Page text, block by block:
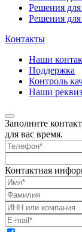
Решения для
Решения для
Контакты
Наши
Поддержка
Контроль
Наши
Заполните
для вас время.
Контактная